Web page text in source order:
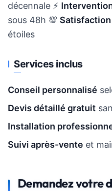
décennale ⚡
sous 48h 💯
étoiles
Services inclus
Conseil personnalisé
Devis détaillé gratuit
Installation
Suivi après-vente et
Demandez votre